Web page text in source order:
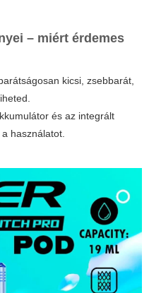
– miért érdemes
kicsi, zsebbarát,
és az integrált
használatot.